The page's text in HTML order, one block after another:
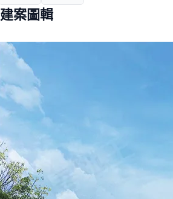
建案圖輯